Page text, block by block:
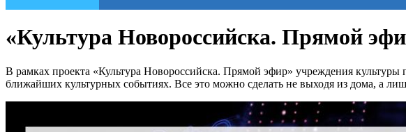
«Культура Новороссийска. Прямой
В рамках проекта «Культура Новороссийска. Прямой эфир» учреждения
ближайших культурных событиях. Все это можно сделать не выходя из дома, а